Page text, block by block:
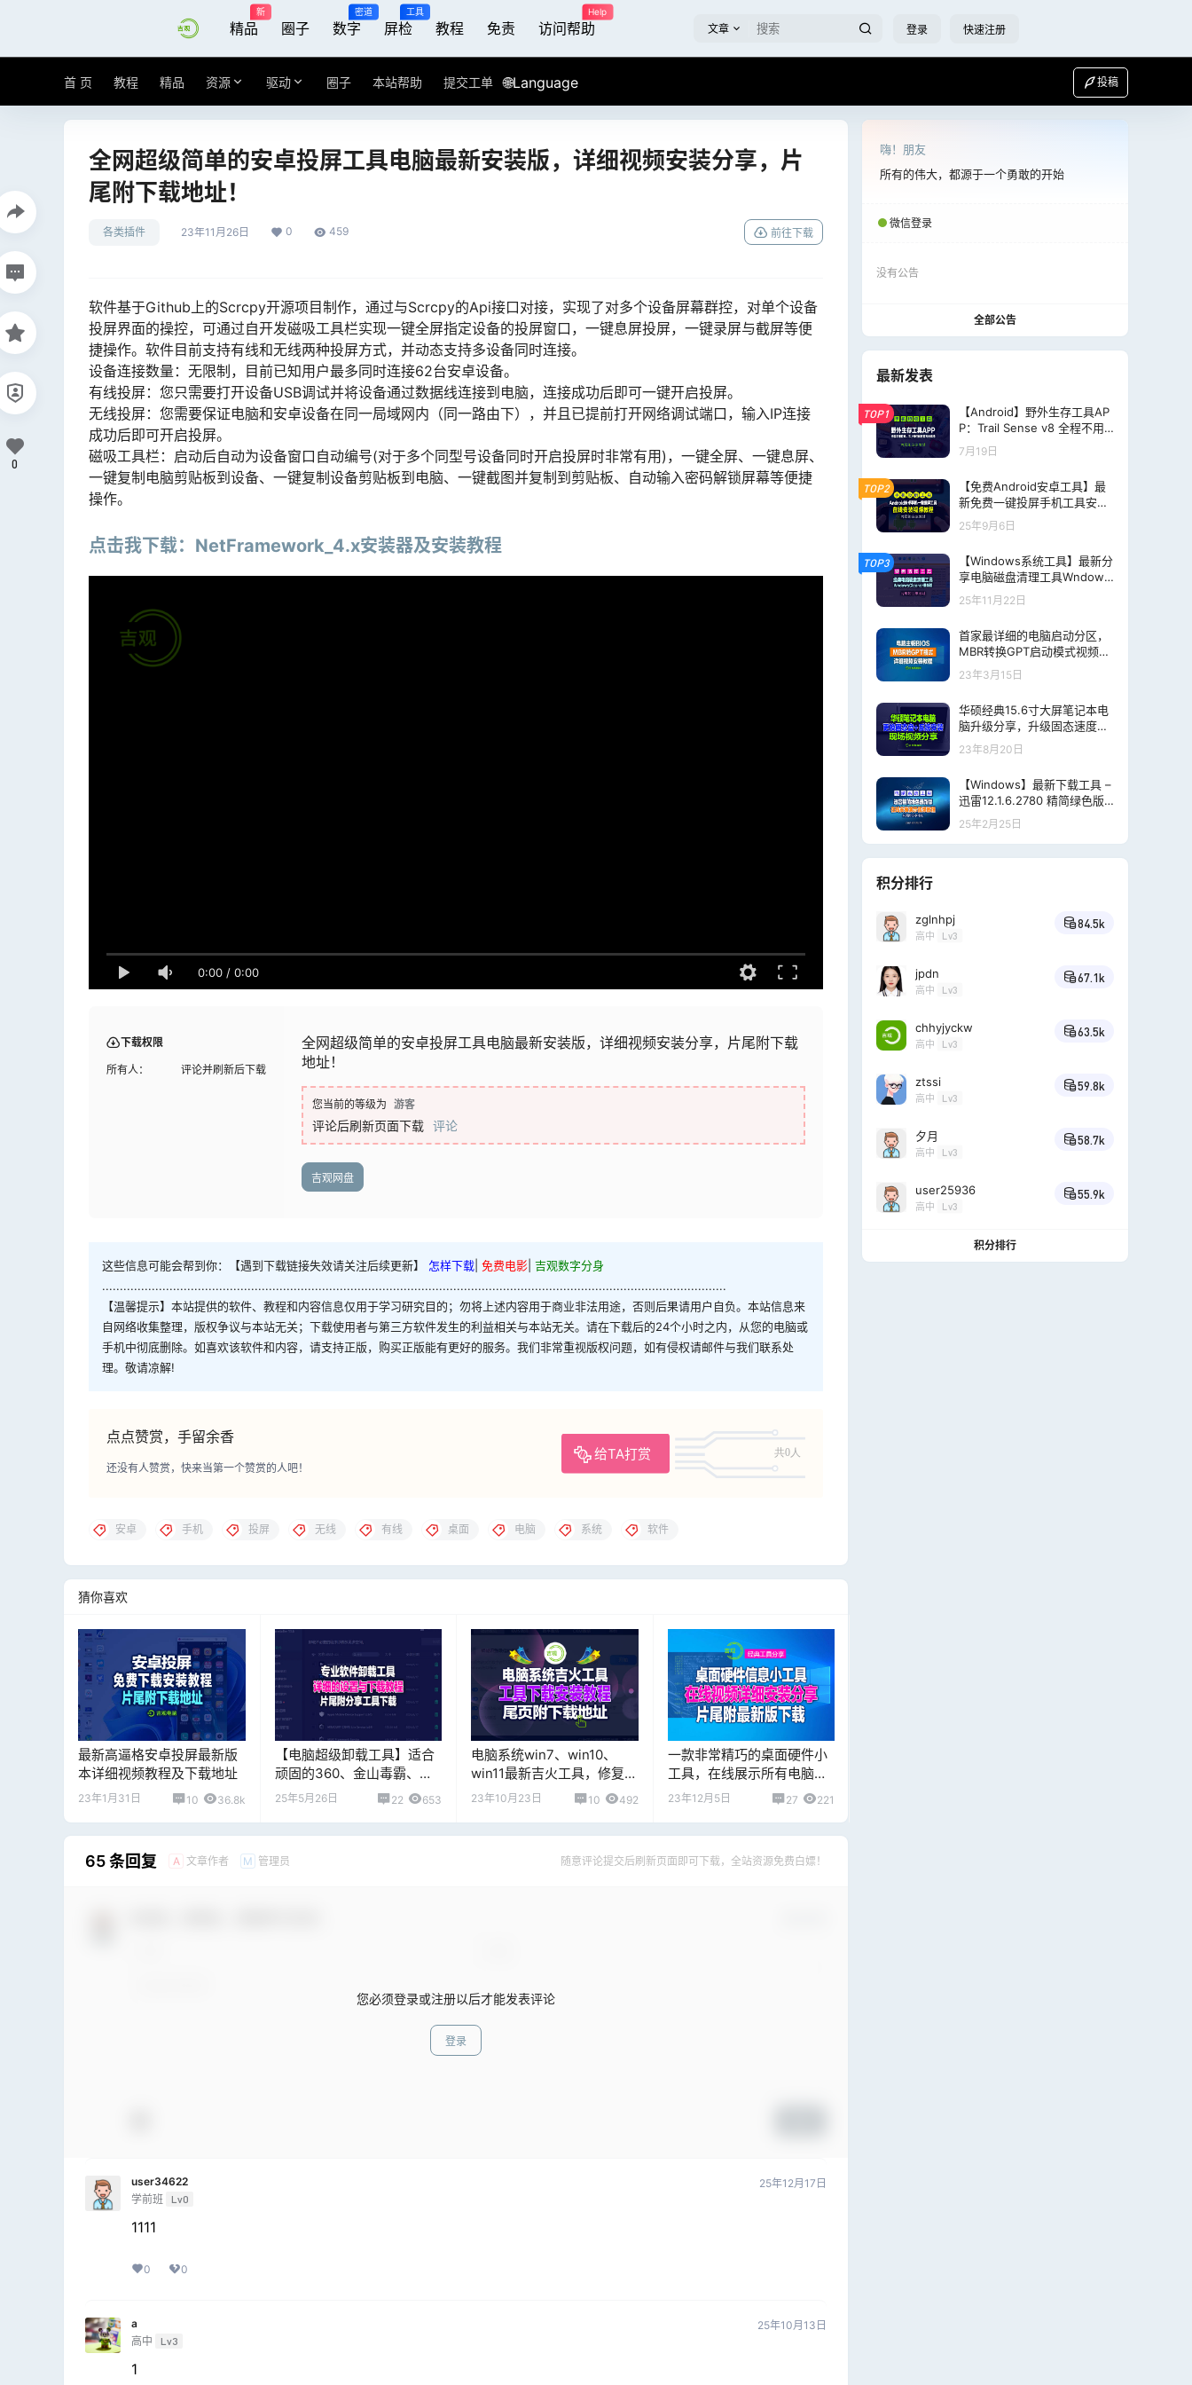
精品
新
圈子 数字
密道
屏检
工具
教程 免责 访问帮助
Help
文章 登录 快速注册
首 页 教程 精品 资源 驱动 圈子 本站帮助 提交工单 🌐Language 投稿
全网超级简单的安卓投屏工具电脑最新安装版，详细视频安装分享，片
尾附下载地址！
各类插件 23年11月26日 0 459 前往下载
软件基于Github上的Scrcpy开源项目制作，通过与Scrcpy的Api接口对接，实现了对多个设备屏幕群控，对单个设备
投屏界面的操控，可通过自开发磁吸工具栏实现一键全屏指定设备的投屏窗口，一键息屏投屏，一键录屏与截屏等便
捷操作。软件目前支持有线和无线两种投屏方式，并动态支持多设备同时连接。
设备连接数量：无限制，目前已知用户最多同时连接62台安卓设备。
有线投屏：您只需要打开设备USB调试并将设备通过数据线连接到电脑，连接成功后即可一键开启投屏。
无线投屏：您需要保证电脑和安卓设备在同一局域网内（同一路由下），并且已提前打开网络调试端口，输入IP连接
成功后即可开启投屏。
磁吸工具栏：启动后自动为设备窗口自动编号(对于多个同型号设备同时开启投屏时非常有用)，一键全屏、一键息屏、
一键复制电脑剪贴板到设备、一键复制设备剪贴板到电脑、一键截图并复制到剪贴板、自动输入密码解锁屏幕等便捷
操作。
点击我下载：NetFramework_4.x安装器及安装教程
0:00 / 0:00
下载权限
所有人： 评论并刷新后下载
全网超级简单的安卓投屏工具电脑最新安装版，详细视频安装分享，片尾附下载
地址！
您当前的等级为 游客
评论后刷新页面下载 评论
吉观网盘
这些信息可能会帮到你：【遇到下载链接失效请关注后续更新】 怎样下载 免费电影 吉观数字分身
................................................................................................................................................................................
【温馨提示】本站提供的软件、教程和内容信息仅用于学习研究目的；勿将上述内容用于商业非法用途，否则后果请用户自负。本站信息来
自网络收集整理，版权争议与本站无关；下载使用者与第三方软件发生的利益相关与本站无关。请在下载后的24个小时之内，从您的电脑或
手机中彻底删除。如喜欢该软件和内容，请支持正版，购买正版能有更好的服务。我们非常重视版权问题，如有侵权请邮件与我们联系处
理。敬请凉解!
点点赞赏，手留余香
给TA打赏 共0人
还没有人赞赏，快来当第一个赞赏的人吧！
0
安卓 手机 投屏 无线 有线 桌面 电脑 系统 软件
猜你喜欢
最新高逼格安卓投屏最新版
本详细视频教程及下载地址
23年1月31日 10 36.8k
【电脑超级卸载工具】适合
顽固的360、金山毒霸、
2345等无法卸载干净的超级
25年5月26日 22 653
电脑系统win7、win10、
win11最新吉火工具，修复系
统和Office软件集火机制，
23年10月23日 10 492
一款非常精巧的桌面硬件小
工具，在线展示所有电脑硬
件信息，片尾附下载地址！
23年12月5日 27 221
65 条回复 A 文章作者 M 管理员 随意评论提交后刷新页面即可下载，全站资源免费白嫖！
您必须登录或注册以后才能发表评论
登录
user34622
学前班 Lv0
25年12月17日
1111
0 0
a
高中
Lv3
25年10月13日
1
嗨！朋友
所有的伟大，都源于一个勇敢的开始
微信登录
没有公告
全部公告
最新发表
TOP1
【Android】野外生存工具AP
P：Trail Sense v8 全程不用
联网、不上传任何数据完全离
线使用
7月19日
TOP2
【免费Android安卓工具】最
新免费一键投屏手机工具安装
视频教程、支持息屏投屏、录
屏与截屏等
25年9月6日
TOP3
【Windows系统工具】最新分
享电脑磁盘清理工具Wndows
Cleaner V5.10，片尾附下载
地址
25年11月22日
首家最详细的电脑启动分区，
MBR转换GPT启动模式视频教
程，干货收藏！
23年3月15日
华硕经典15.6寸大屏笔记本电
脑升级分享，升级固态速度飞
起！
23年8月20日
【Windows】最新下载工具 –
迅雷12.1.6.2780 精简绿色版
【20250224】
25年2月25日
积分排行
zglnhpj
高中 Lv3
84.5k
jpdn
高中 Lv3
67.1k
chhyjyckw
高中 Lv3
63.5k
ztssi
高中 Lv3
59.8k
夕月
高中 Lv3
58.7k
user25936
高中 Lv3
55.9k
积分排行